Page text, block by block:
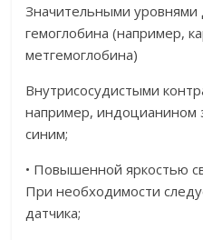
Значительными уровнями
гемоглобина (например,
метгемоглобина)
Внутрисосудистыми
например,
синим;
• Повышенной яркостью
При необходимости
датчика;